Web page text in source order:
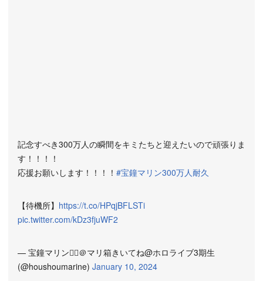
記念すべき300万人の瞬間をキミたちと迎えたいので頑張りま
す！！！！
応援お願いします！！！！ #宝鐘マリン300万人耐久
【待機所】 https://t.co/HPqjBFLSTi
pic.twitter.com/kDz3fjuWF2
— 宝鐘マリン🏴‍☠️＠マリ箱きいてね@ホロライブ3期生
(@houshoumarine) January 10, 2024